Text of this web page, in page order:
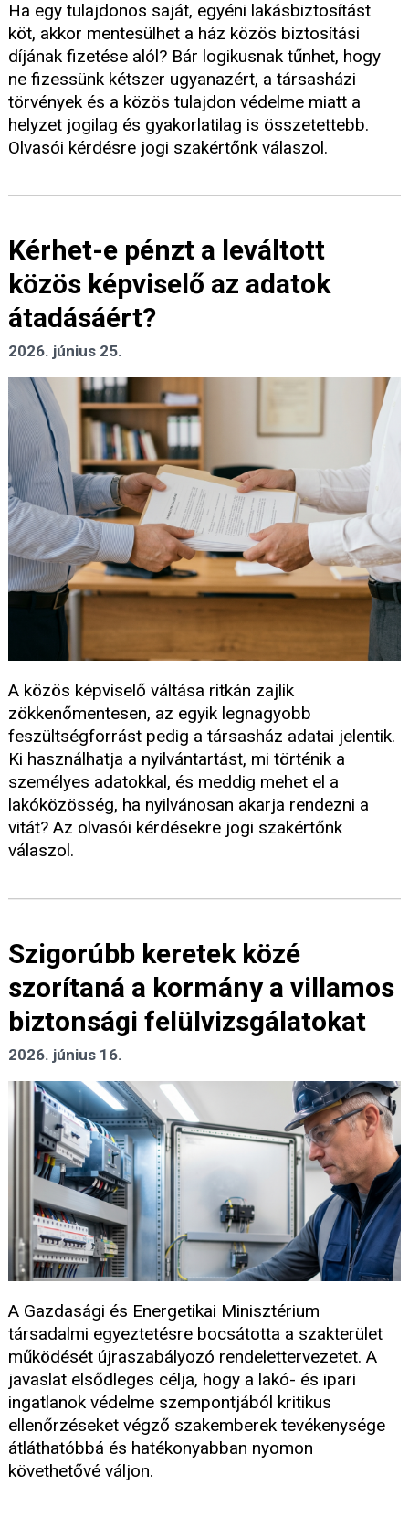
Ha egy tulajdonos saját, egyéni lakásbiztosítást
köt, akkor mentesülhet a ház közös biztosítási
díjának fizetése alól? Bár logikusnak tűnhet, hogy
ne fizessünk kétszer ugyanazért, a társasházi
törvények és a közös tulajdon védelme miatt a
helyzet jogilag és gyakorlatilag is összetettebb.
Olvasói kérdésre jogi szakértőnk válaszol.
Kérhet-e pénzt a leváltott
közös képviselő az adatok
átadásáért?
2026. június 25.
A közös képviselő váltása ritkán zajlik
zökkenőmentesen, az egyik legnagyobb
feszültségforrást pedig a társasház adatai jelentik.
Ki használhatja a nyilvántartást, mi történik a
személyes adatokkal, és meddig mehet el a
lakóközösség, ha nyilvánosan akarja rendezni a
vitát? Az olvasói kérdésekre jogi szakértőnk
válaszol.
Szigorúbb keretek közé
szorítaná a kormány a villamos
biztonsági felülvizsgálatokat
2026. június 16.
A Gazdasági és Energetikai Minisztérium
társadalmi egyeztetésre bocsátotta a szakterület
működését újraszabályozó rendelettervezetet. A
javaslat elsődleges célja, hogy a lakó- és ipari
ingatlanok védelme szempontjából kritikus
ellenőrzéseket végző szakemberek tevékenysége
átláthatóbbá és hatékonyabban nyomon
követhetővé váljon.